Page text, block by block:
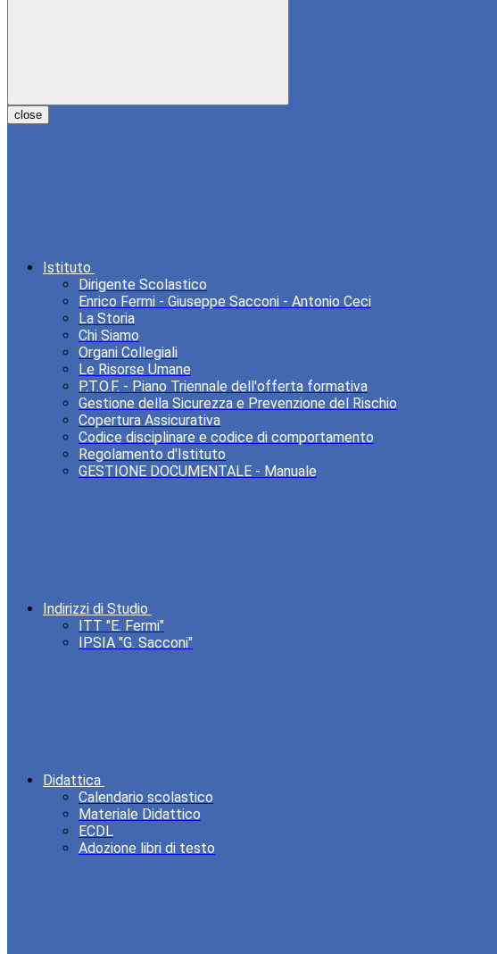
close
Istituto
Dirigente Scolastico
Enrico Fermi - Giuseppe Sacconi - Antonio Ceci
La Storia
Chi Siamo
Organi Collegiali
Le Risorse Umane
P.T.O.F. - Piano Triennale dell'offerta formativa
Gestione della Sicurezza e Prevenzione del Rischio
Copertura Assicurativa
Codice disciplinare e codice di comportamento
Regolamento d'Istituto
GESTIONE DOCUMENTALE - Manuale
Indirizzi di Studio
ITT "E. Fermi"
IPSIA "G. Sacconi"
Didattica
Calendario scolastico
Materiale Didattico
ECDL
Adozione libri di testo